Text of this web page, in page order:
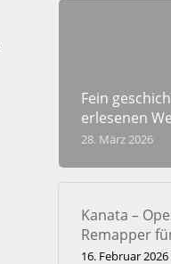
Fein
erlesenen
28. März 2026
Kanata –
Remapper
16. Februar 2026